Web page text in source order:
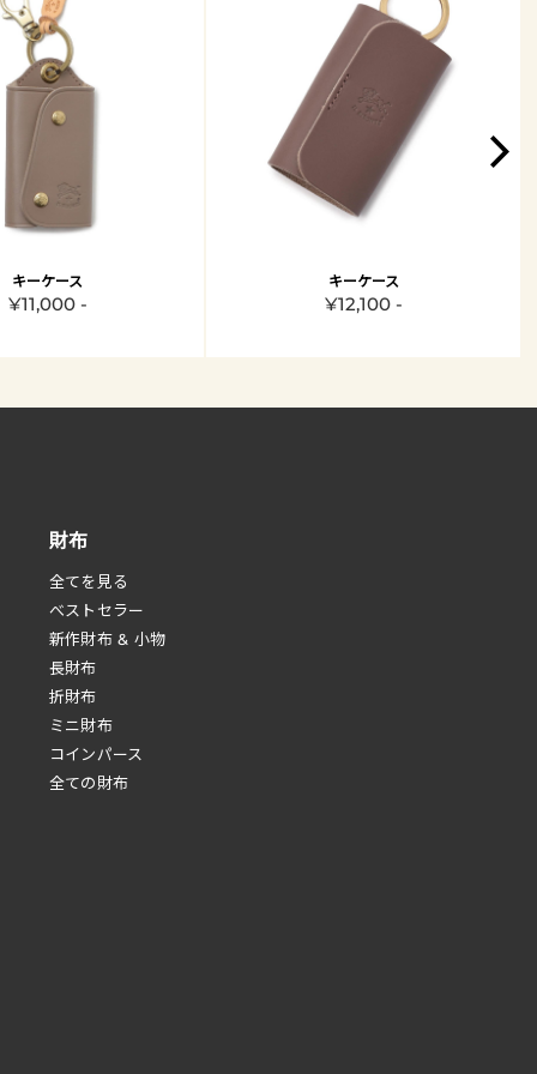
キーケース
¥11,000 -
キーケース
¥12,100 -
財布
全てを見る
べストセラー
新作財布 & 小物
長財布
折財布
ミニ財布
コインパース
全ての財布